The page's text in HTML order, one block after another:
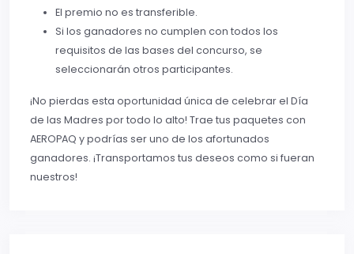
El premio no es transferible.
Si los ganadores no cumplen con todos los
requisitos de las bases del concurso, se
seleccionarán otros participantes.
¡No pierdas esta oportunidad única de celebrar el Día
de las Madres por todo lo alto! Trae tus paquetes con
AEROPAQ y podrías ser uno de los afortunados
ganadores. ¡Transportamos tus deseos como si fueran
nuestros!